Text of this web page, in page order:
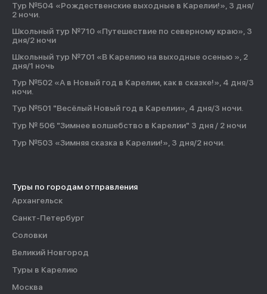
Тур №504 «Рождественские выходные в Карелии!», 3 дня/
2 ночи.
Школьный тур №710 «Путешествие по северному краю», 3
дня/2 ночи
Школьный тур №701 «В Карелию на выходные осенью », 2
дня/1 ночь
Тур №502 «А в Новый год в Карелии, как в сказке!», 4 дня/3
ночи.
Тур №501 "Весёлый Новый год в Карелии», 4 дня/3 ночи.
Тур № 506 "Зимнее волшебство в Карелии" 3 дня / 2 ночи
Тур №503 «Зимняя сказка в Карелии!», 3 дня/2 ночи.
Туры по городам отправления
Архангельск
Санкт-Петербург
Соловки
Великий Новгород
Туры в Карелию
Москва